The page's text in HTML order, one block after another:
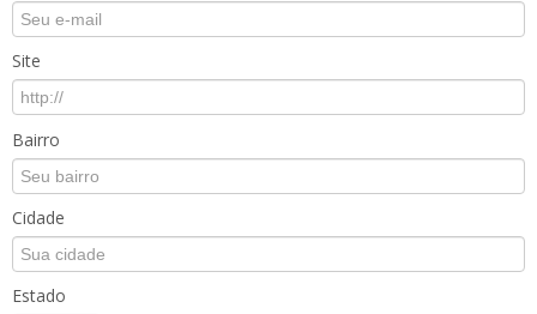
Site
Bairro
Cidade
Estado